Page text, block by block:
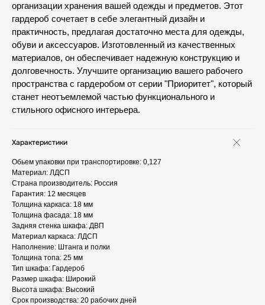
организации хранения вашей одежды и предметов. Этот
гардероб сочетает в себе элегантный дизайн и
практичность, предлагая достаточно места для одежды,
обуви и аксессуаров. Изготовленный из качественных
материалов, он обеспечивает надежную конструкцию и
долговечность. Улучшите организацию вашего рабочего
пространства с гардеробом от серии "Приоритет", который
станет неотъемлемой частью функционального и
стильного офисного интерьера.
Характеристики
Обьем упаковки при транспортировке: 0,127
Материал: ЛДСП
Страна производитель: Россия
Гарантия: 12 месяцев
Толщина каркаса: 18 мм
Толщина фасада: 18 мм
Задняя стенка шкафа: ДВП
Материал каркаса: ЛДСП
Наполнение: Штанга и полки
Толщина топа: 25 мм
Тип шкафа: Гардероб
Размер шкафа: Широкий
Высота шкафа: Высокий
Срок производства: 20 рабочих дней